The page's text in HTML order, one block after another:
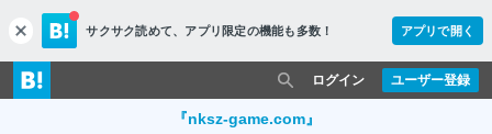
c
l
o
s
サクサク読めて、 アプリ限定の機能も多数！ アプリで開く
ユーザー登録
ログイン
『nksz-game.com』